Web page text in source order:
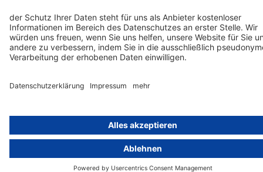
© 2016-2026 activeMind.legal
powered byrethink digital&KLEINWERKSTATT